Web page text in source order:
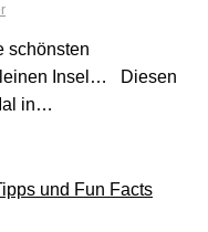
schönsten
Insel… Diesen
in…